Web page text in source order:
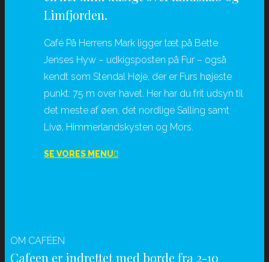
Limfjorden.
Café På Herrens Mark ligger tæt på Bette
Jenses Hyw – udkigsposten på Fur – også
kendt som Stendal Høje, der er Furs højeste
punkt: 75 m over havet. Her har du frit udsyn til
det meste af øen, det nordlige Salling samt
Livø, Himmerlandskysten og Mors.
SE VORES MENU
OM CAFÉEN
Cafeen er indrettet med borde fra 2-10